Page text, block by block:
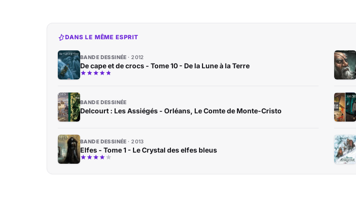
DANS LE MÊME ESPRIT
BANDE DESSINÉE 2012
De cape et de crocs - Tome 10 - De la Lune à la Terre
BANDE DESSINÉE
Delcourt : Les Assiégés - Orléans, Le Comte de Monte-Cristo
BANDE DESSINÉE 2013
Elfes - Tome 1 - Le Crystal des elfes bleus